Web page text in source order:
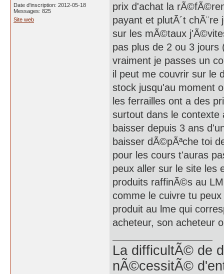
Date d'inscription: 2012-05-18
Messages: 825
Site web
prix d'achat la
payant et plutÃ´t
sur les mÃ©taux
pas plus de 2 ou 3 jours
vraiment je passes un
il peut me couvrir sur le
stock jusqu'au moment
les ferrailles ont a des
surtout dans le contexte
baisser depuis 3 ans
baisser dÃ©pÃªche toi
pour les cours t'auras
peux aller sur le site les
produits raffinÃ©s au
comme le cuivre tu
produit au lme qui
acheteur, son acheteur
La difficultÃ© de
nÃ©cessitÃ©